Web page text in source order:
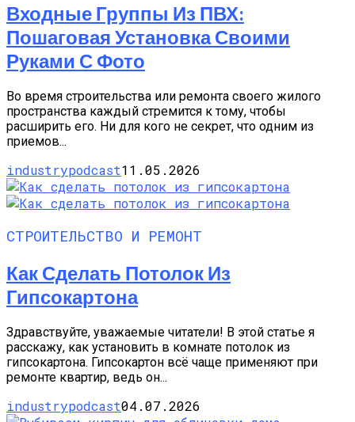
Входные Группы Из ПВХ:
Пошаговая Установка Своими
Руками С Фото
Во время строительства или ремонта своего жилого
пространства каждый стремится к тому, чтобы
расширить его. Ни для кого не секрет, что одним из
приемов...
industrypodcast11.05.2026
СТРОИТЕЛЬСТВО И РЕМОНТ
Как Сделать Потолок Из
Гипсокартона
Здравствуйте, уважаемые читатели! В этой статье я
расскажу, как установить в комнате потолок из
гипсокартона. Гипсокартон всё чаще применяют при
ремонте квартир, ведь он...
industrypodcast04.07.2026